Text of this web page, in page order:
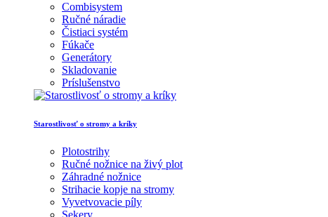
Combisystem
Ručné náradie
Čistiaci systém
Fúkače
Generátory
Skladovanie
Príslušenstvo
Starostlivosť o stromy a kríky
Plotostrihy
Ručné nožnice na živý plot
Záhradné nožnice
Strihacie kopje na stromy
Vyvetvovacie píly